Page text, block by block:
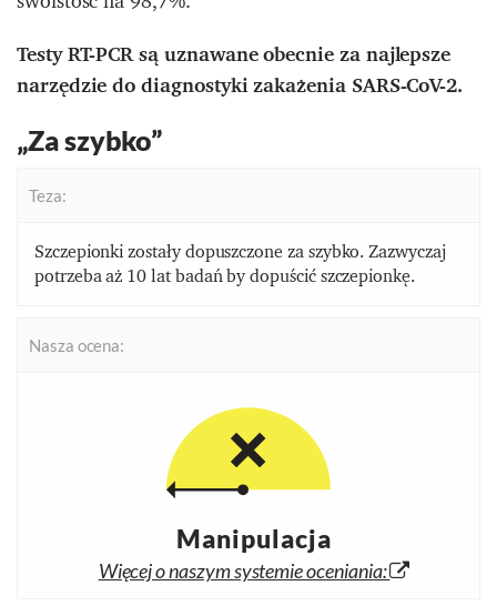
Testy RT-PCR są uznawane obecnie za najlepsze
narzędzie do diagnostyki zakażenia SARS-CoV-2.
„Za szybko”
Teza:
Szczepionki zostały dopuszczone za szybko. Zazwyczaj
potrzeba aż 10 lat badań by dopuścić szczepionkę.
Nasza ocena:
Manipulacja
Więcej o naszym systemie oceniania: